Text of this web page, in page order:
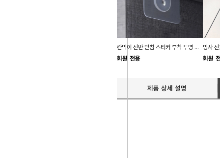
칸막이 선반 받침 스티커 부착 투명 홀더 DD-10588
회원 전용 회원
제품 상세 설명